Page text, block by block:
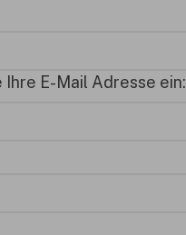
Ihre E-Mail Adresse ein: